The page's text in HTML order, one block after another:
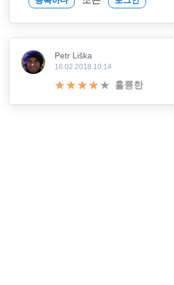
Petr Liška
16.02.2018 10:14
훌륭한